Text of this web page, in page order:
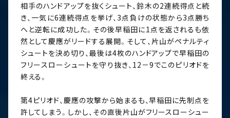
相手のハンドアップを抜くシュート、鈴木の2連続得点と続
き、一気に6連続得点を挙げ、3点負けの状態から3点勝ち
へと逆転に成功した。その後早稲田に1点を返されるも依
然として慶應がリードする展開。そして、片山がペナルティ
シュートを決め切り、最後は4枚のハンドアップで早稲田の
フリースローシュートを守り抜き、12－9でこのピリオドを
終える。
第4ピリオド、慶應の攻撃から始まるも、早稲田に先制点を
許してしまう。しかし、その直後片山がフリースローシュー